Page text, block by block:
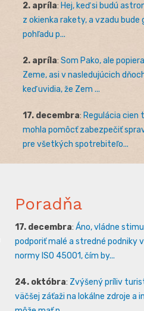
2. apríla: Hej, keď si budú
z okienka rakety, a vzadu bude
pohľadu p...
2. apríla: Som Pako, ale
Zeme, asi v nasledujúcich
keď uvidia, že Zem ...
17. decembra: Regulácia cien
mohla pomôcť zabezpečiť
pre všetkých spotrebiteľo...
Poradňa
17. decembra: Áno, vládne
podporiť malé a stredné podniky
normy ISO 45001, čím by...
24. októbra: Zvýšený príliv
väčšej záťaži na lokálne zdroje a